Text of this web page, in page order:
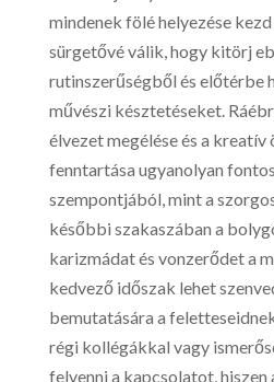
mindenek fölé helyezése
sürgetővé válik, hogy kitörj
rutinszerűségből és előtérbe
művészi késztetéseket.
élvezet megélése és a kreatív
fenntartása ugyanolyan
szempontjából, mint a
későbbi szakaszában a
karizmádat és vonzerődet a
kedvező időszak lehet
bemutatására a
régi kollégákkal vagy
felvenni a kapcsolatot, hiszen